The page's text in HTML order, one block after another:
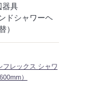
器具
ドシャワーヘ
）
フレックス シャワ
）